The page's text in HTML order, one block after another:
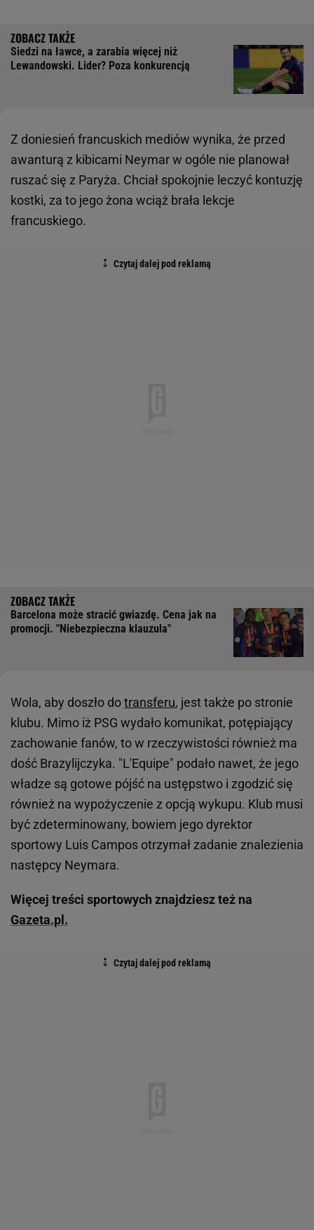
Siedzi na ławce, a zarabia więcej niż
Lewandowski. Lider? Poza konkurencją
Z doniesień francuskich mediów wynika, że przed
awanturą z kibicami Neymar w ogóle nie planował
ruszać się z Paryża. Chciał spokojnie leczyć kontuzję
kostki, za to jego żona wciąż brała lekcje
francuskiego.
Barcelona może stracić gwiazdę. Cena jak na
promocji. "Niebezpieczna klauzula"
Wola, aby doszło dotransferu, jest także po stronie
klubu. Mimo iż PSG wydało komunikat, potępiający
zachowanie fanów, to w rzeczywistości również ma
dość Brazylijczyka. "L'Equipe" podało nawet, że jego
władze są gotowe pójść na ustępstwo i zgodzić się
również na wypożyczenie z opcją wykupu. Klub musi
być zdeterminowany, bowiem jego dyrektor
sportowy Luis Campos otrzymał zadanie znalezienia
następcy Neymara.
Więcej treści sportowych znajdziesz też na
Gazeta.pl.